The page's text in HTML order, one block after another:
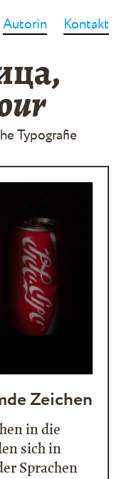
Autorin Kontakt
Typografie
Zeichen
in die
sich in
Sprachen